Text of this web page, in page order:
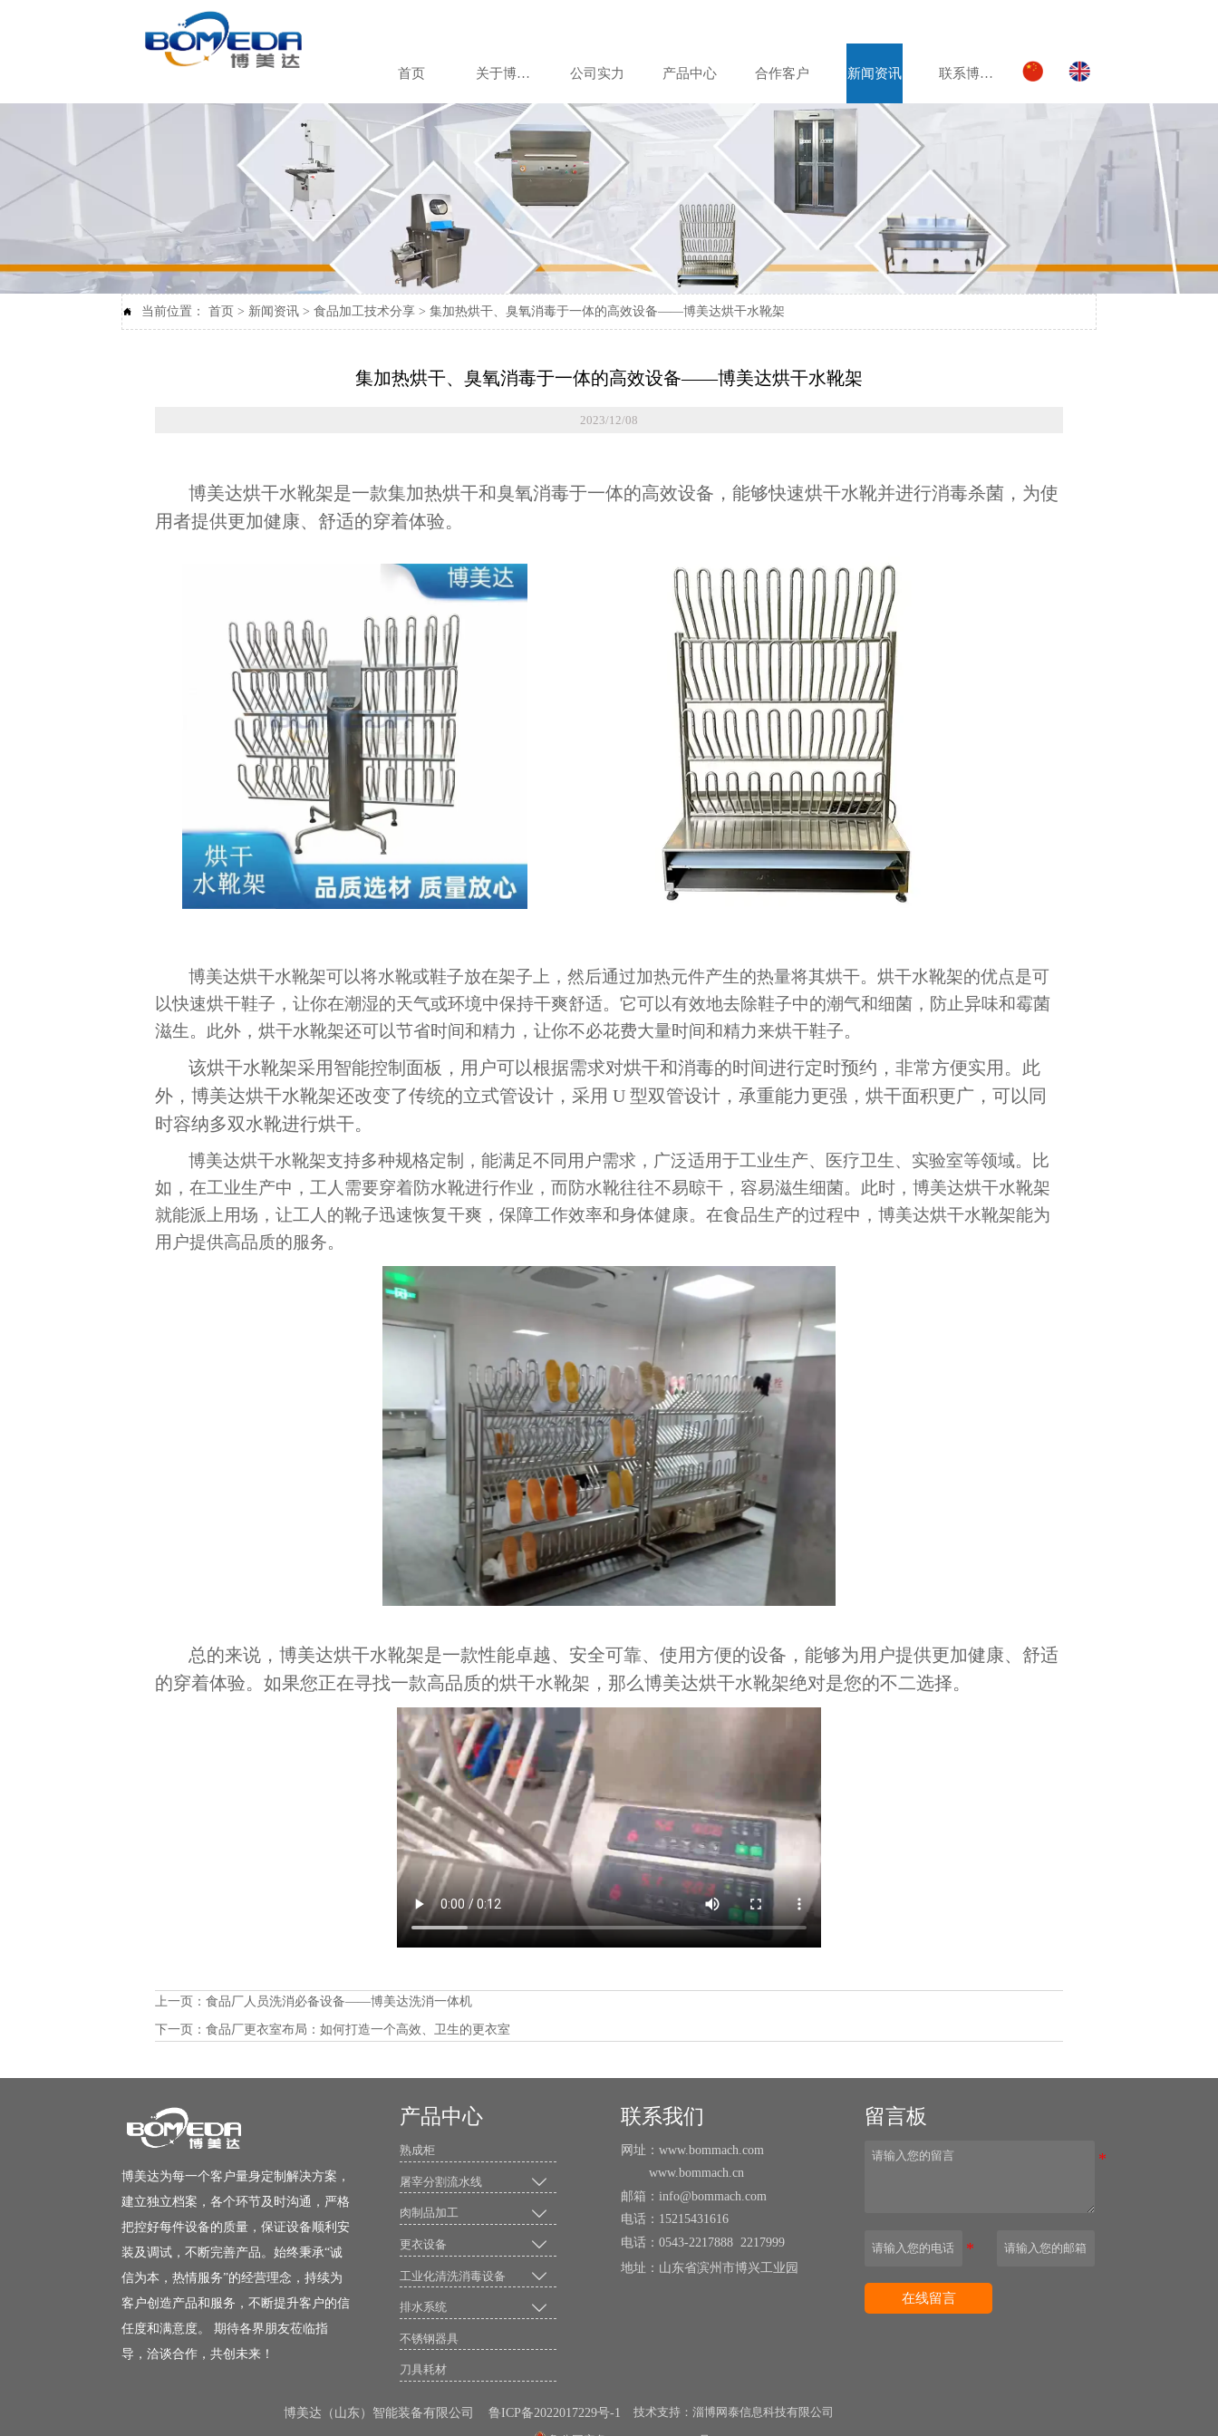
首页 关于博美达 公司实力 产品中心 合作客户 新闻资讯 联系博美达
 当前位置：首页 > 新闻资讯 >食品加工技术分享 >集加热烘干、臭氧消毒于一体的高效设备——博美达烘干水靴架
集加热烘干、臭氧消毒于一体的高效设备——博美达烘干水靴架
2023/12/08
博美达烘干水靴架是一款集加热烘干和臭氧消毒于一体的高效设备，能够快速烘干水靴并进行消毒杀菌，为使
用者提供更加健康、舒适的穿着体验。
博美达烘干水靴架可以将水靴或鞋子放在架子上，然后通过加热元件产生的热量将其烘干。烘干水靴架的优点是可
以快速烘干鞋子，让你在潮湿的天气或环境中保持干爽舒适。它可以有效地去除鞋子中的潮气和细菌，防止异味和霉菌
滋生。此外，烘干水靴架还可以节省时间和精力，让你不必花费大量时间和精力来烘干鞋子。
该烘干水靴架采用智能控制面板，用户可以根据需求对烘干和消毒的时间进行定时预约，非常方便实用。此
外，博美达烘干水靴架还改变了传统的立式管设计，采用 U 型双管设计，承重能力更强，烘干面积更广，可以同
时容纳多双水靴进行烘干。
博美达烘干水靴架支持多种规格定制，能满足不同用户需求，广泛适用于工业生产、医疗卫生、实验室等领域。比
如，在工业生产中，工人需要穿着防水靴进行作业，而防水靴往往不易晾干，容易滋生细菌。此时，博美达烘干水靴架
就能派上用场，让工人的靴子迅速恢复干爽，保障工作效率和身体健康。在食品生产的过程中，博美达烘干水靴架能为
用户提供高品质的服务。
总的来说，博美达烘干水靴架是一款性能卓越、安全可靠、使用方便的设备，能够为用户提供更加健康、舒适
的穿着体验。如果您正在寻找一款高品质的烘干水靴架，那么博美达烘干水靴架绝对是您的不二选择。
上一页：食品厂人员洗消必备设备——博美达洗消一体机
下一页：食品厂更衣室布局：如何打造一个高效、卫生的更衣室
博美达为每一个客户量身定制解决方案，
建立独立档案，各个环节及时沟通，严格
把控好每件设备的质量，保证设备顺利安
装及调试，不断完善产品。始终秉承“诚
信为本，热情服务”的经营理念，持续为
客户创造产品和服务，不断提升客户的信
任度和满意度。 期待各界朋友莅临指
导，洽谈合作，共创未来！
产品中心
熟成柜
屠宰分割流水线 
肉制品加工 
更衣设备 
工业化清洗消毒设备 
排水系统 
不锈钢器具
刀具耗材
联系我们
网址：www.bommach.com
www.bommach.cn
邮箱：info@bommach.com
电话：15215431616
电话：0543-2217888 2217999
地址：山东省滨州市博兴工业园
留言板
在线留言
博美达（山东）智能装备有限公司 鲁ICP备2022017229号-1 技术支持：淄博网泰信息科技有限公司